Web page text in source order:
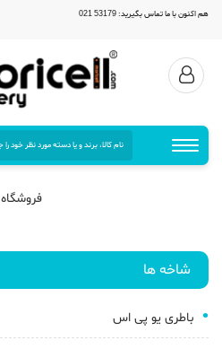
هم اکنون با ما تماس بگیرید: 53179 021
فروشگاه
شاخه ها
باطری یو پی اس